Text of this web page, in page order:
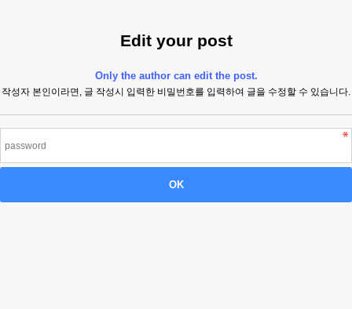
Edit your post
Only the author can edit the post.
작성자 본인이라면, 글 작성시 입력한 비밀번호를 입력하여 글을 수정할 수 있습니다.